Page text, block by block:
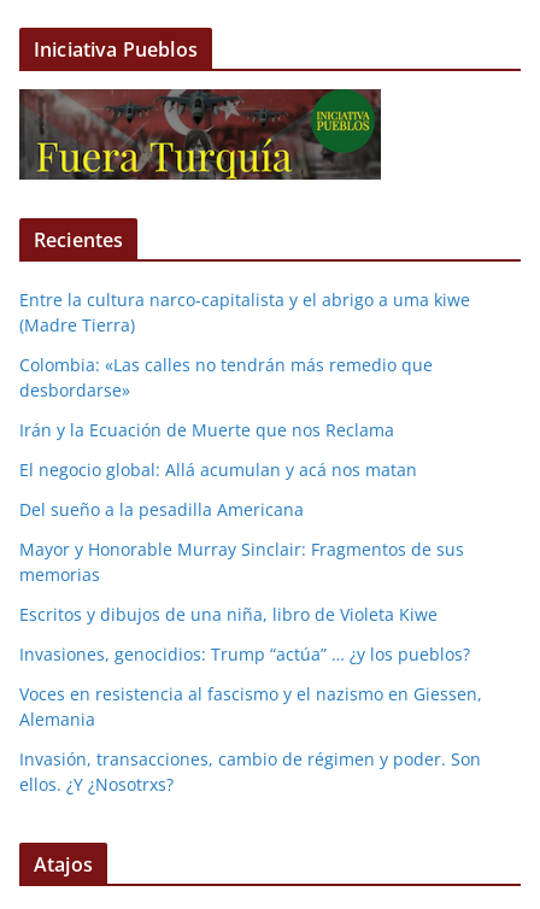
Iniciativa Pueblos
Recientes
Entre la cultura narco-capitalista y el abrigo a uma kiwe
(Madre Tierra)
Colombia: «Las calles no tendrán más remedio que
desbordarse»
Irán y la Ecuación de Muerte que nos Reclama
El negocio global: Allá acumulan y acá nos matan
Del sueño a la pesadilla Americana
Mayor y Honorable Murray Sinclair: Fragmentos de sus
memorias
Escritos y dibujos de una niña, libro de Violeta Kiwe
Invasiones, genocidios: Trump “actúa” … ¿y los pueblos?
Voces en resistencia al fascismo y el nazismo en Giessen,
Alemania
Invasión, transacciones, cambio de régimen y poder. Son
ellos. ¿Y ¿Nosotrxs?
Atajos